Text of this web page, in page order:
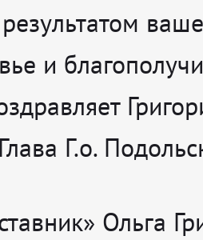
и
Г.о.
Ольга